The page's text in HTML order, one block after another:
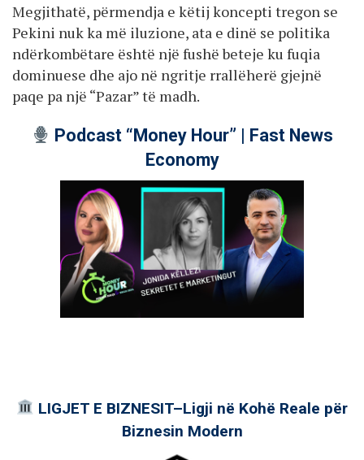
Megjithatë, përmendja e këtij koncepti tregon se
Pekini nuk ka më iluzione, ata e dinë se politika
ndërkombëtare është një fushë beteje ku fuqia
dominuese dhe ajo në ngritje rrallëherë gjejnë
paqe pa një “Pazar” të madh.
Podcast “Money Hour” | Fast News
Economy
LIGJET E BIZNESIT–Ligji në Kohë Reale për
Biznesin Modern